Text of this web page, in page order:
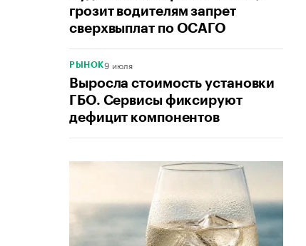
грозит водителям запрет
сверхвыплат по ОСАГО
РЫНОК9 июля
Выросла стоимость установки
ГБО. Сервисы фиксируют
дефицит компонентов